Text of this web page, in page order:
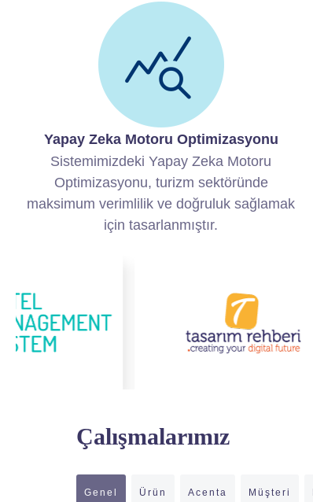
Yapay Zeka Motoru Optimizasyonu
Sistemimizdeki Yapay Zeka Motoru
Optimizasyonu, turizm sektöründe
maksimum verimlilik ve doğruluk sağlamak
için tasarlanmıştır.
Çalışmalarımız
Genel Ürün Acenta Müşteri